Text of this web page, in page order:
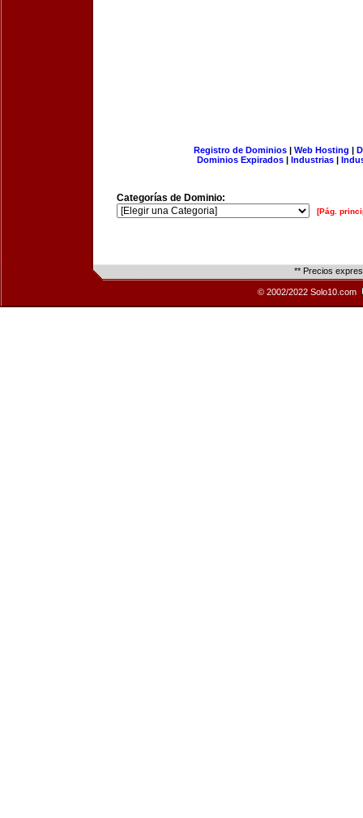
Registro de Dominios| Web Hosting |
Dominios Expirados | Industrias |
Categorías de Dominio:
[Pág.
** Precios
© 2002/2022 Solo10.com